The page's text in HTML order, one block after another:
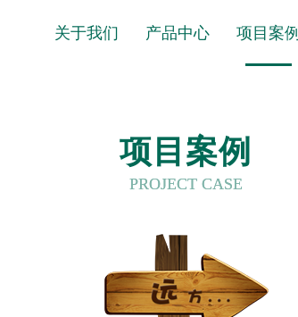
关于我们 产品中心 项目案例
项目案例
PROJECT CASE